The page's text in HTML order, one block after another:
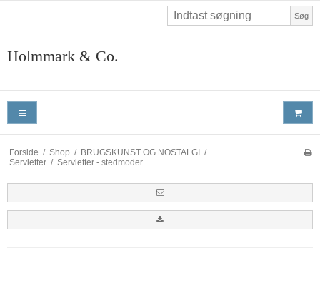
Søg
Holmmark & Co.
Forside / Shop / BRUGSKUNST OG NOSTALGI /
Servietter / Servietter - stedmoder